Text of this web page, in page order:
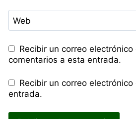
Web
Recibir un correo
comentarios a esta entrada.
Recibir un correo
entrada.